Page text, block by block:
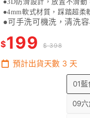
●3D防滑設計，放置不滑動
●4mm軟式材質，踩踏超柔
●可手洗可機洗，清洗
$199 $ 398
預計出貨天數 3 天
01
09